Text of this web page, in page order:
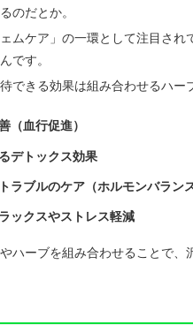
のだとか。
ェムケア」の一環として注目さ
です。
できる効果は組み合わせるハー
（血行促進）
デトックス効果
ラブルのケア（ホルモンバラン
ックスやストレス軽減
ハーブを組み合わせることで、